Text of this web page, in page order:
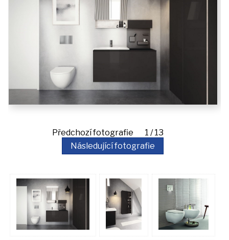
Předchozí fotografie 1 / 13
Následující fotografie